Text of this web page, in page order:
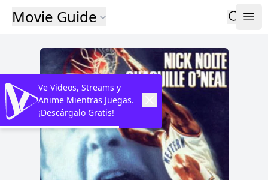
Movie Guide
Ve Videos, Streams y
Anime Mientras Juegas.
¡Descárgalo Gratis!